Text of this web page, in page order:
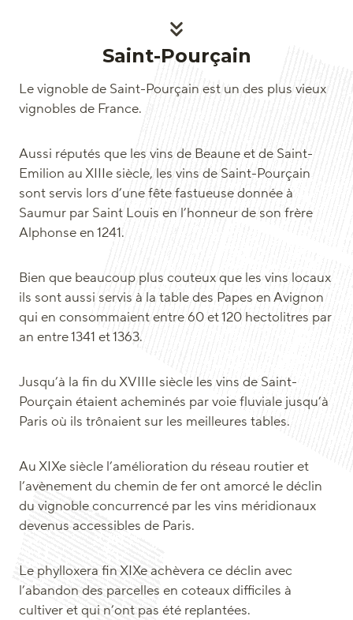
Saint-Pourçain
Le vignoble de Saint-Pourçain est un des plus vieux
vignobles de France.
Aussi réputés que les vins de Beaune et de Saint-
Emilion au XIIIe siècle, les vins de Saint-Pourçain
sont servis lors d’une fête fastueuse donnée à
Saumur par Saint Louis en l’honneur de son frère
Alphonse en 1241.
Bien que beaucoup plus couteux que les vins locaux
ils sont aussi servis à la table des Papes en Avignon
qui en consommaient entre 60 et 120 hectolitres par
an entre 1341 et 1363.
Jusqu’à la fin du XVIIIe siècle les vins de Saint-
Pourçain étaient acheminés par voie fluviale jusqu’à
Paris où ils trônaient sur les meilleures tables.
Au XIXe siècle l’amélioration du réseau routier et
l’avènement du chemin de fer ont amorcé le déclin
du vignoble concurrencé par les vins méridionaux
devenus accessibles de Paris.
Le phylloxera fin XIXe achèvera ce déclin avec
l’abandon des parcelles en coteaux difficiles à
cultiver et qui n’ont pas été replantées.